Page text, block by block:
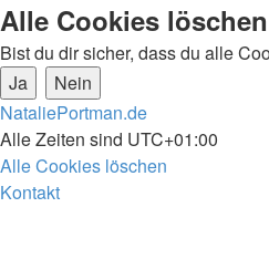
Alle Cookies löschen
Bist du dir sicher, dass du alle
NataliePortman.de
Alle Zeiten sind UTC+01:00
Alle Cookies löschen
Kontakt